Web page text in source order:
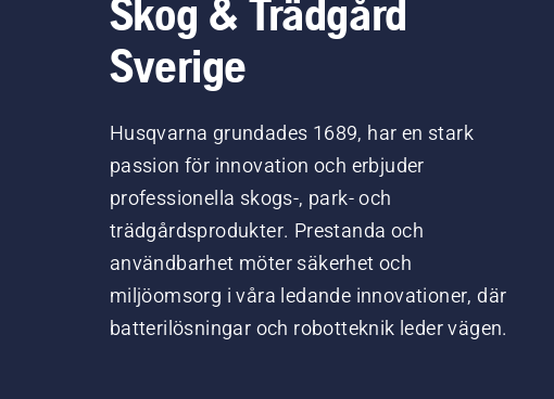
Skog & Trädgård
Sverige
Husqvarna grundades 1689, har en stark
passion för innovation och erbjuder
professionella skogs-, park- och
trädgårdsprodukter. Prestanda och
användbarhet möter säkerhet och
miljöomsorg i våra ledande innovationer, där
batterilösningar och robotteknik leder vägen.